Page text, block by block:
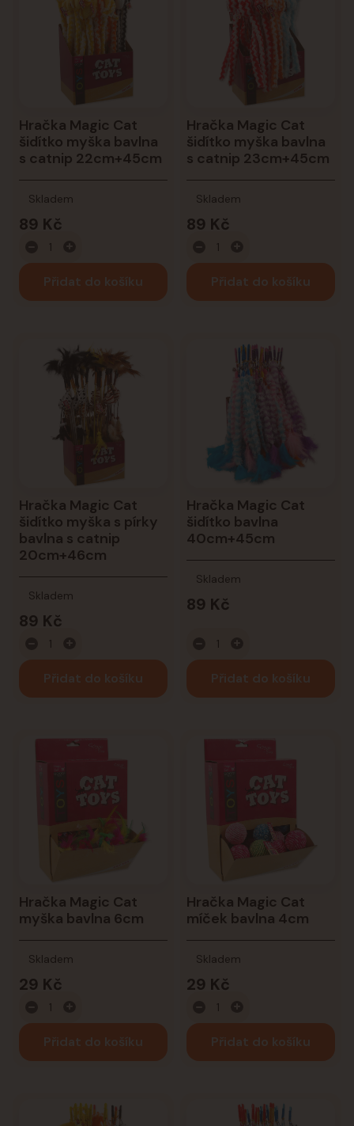
Hračka Magic Cat
šidítko myška bavlna
s catnip 22cm+45cm
89 Kč
Skladem
Přidat do košíku
Hračka Magic Cat
šidítko myška bavlna
s catnip 23cm+45cm
89 Kč
Skladem
Přidat do košíku
Hračka Magic Cat
šidítko myška s pírky
bavlna s catnip
20cm+46cm
89 Kč
Skladem
Přidat do košíku
Hračka Magic Cat
šidítko bavlna
40cm+45cm
89 Kč
Skladem
Přidat do košíku
Hračka Magic Cat
myška bavlna 6cm
29 Kč
Skladem
Přidat do košíku
Hračka Magic Cat
míček bavlna 4cm
29 Kč
Skladem
Přidat do košíku